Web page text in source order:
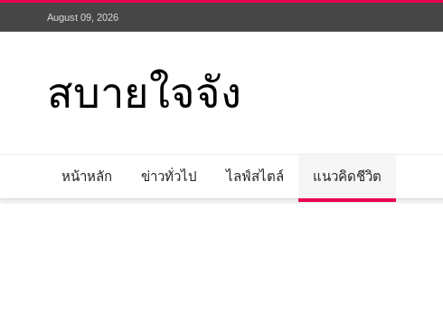
August 09, 2026
สบายใจจัง
หน้าหลัก ข่าวทั่วไป ไลฟ์สไตล์ แนวคิดชีวิต